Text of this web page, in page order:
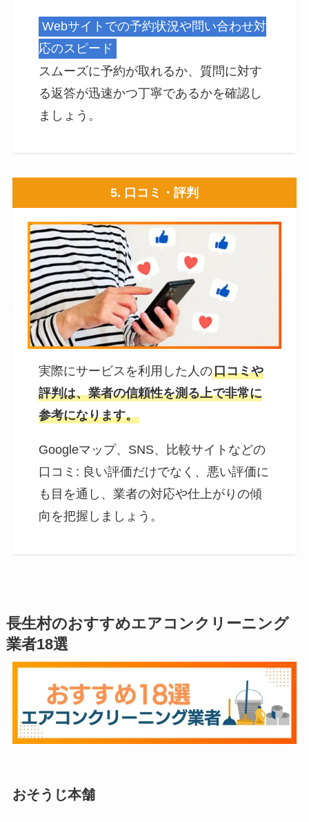
Webサイトでの予約状況や問い合わせ対
応のスピード
スムーズに予約が取れるか、質問に対す
る返答が迅速かつ丁寧であるかを確認し
ましょう。
5. 口コミ・評判
実際にサービスを利用した人の口コミや
評判は、業者の信頼性を測る上で非常に
参考になります。
Googleマップ、SNS、比較サイトなどの
口コミ: 良い評価だけでなく、悪い評価に
も目を通し、業者の対応や仕上がりの傾
向を把握しましょう。
長生村のおすすめエアコンクリーニング
業者18選
おそうじ本舗